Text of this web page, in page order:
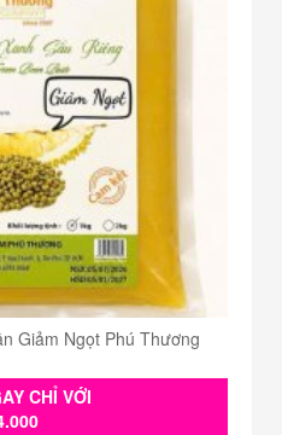
Giảm Ngọt Phú Thương
CHỈ VỚI